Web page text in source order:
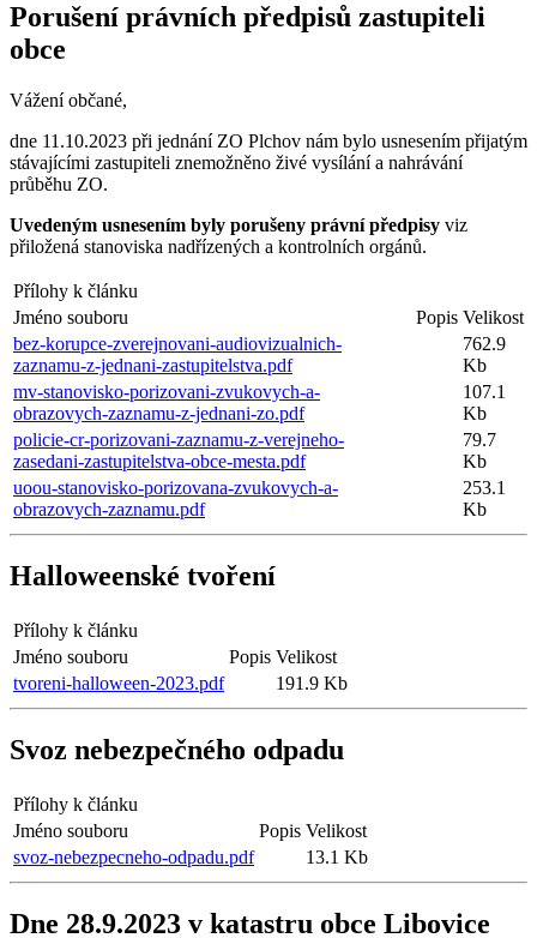
Porušení právních předpisů zastupiteli
obce
Vážení občané,
dne 11.10.2023 při jednání ZO Plchov nám bylo usnesením přijatým
stávajícími zastupiteli znemožněno živé vysílání a nahrávání
průběhu ZO.
Uvedeným usnesením byly porušeny právní předpisy viz
přiložená stanoviska nadřízených a kontrolních orgánů.
Přílohy k článku
Jméno souboru
Popis Velikost
bez-korupce-zverejnovani-audiovizualnich-
zaznamu-z-jednani-zastupitelstva.pdf
762.9
Kb
mv-stanovisko-porizovani-zvukovych-a-
obrazovych-zaznamu-z-jednani-zo.pdf
107.1
Kb
policie-cr-porizovani-zaznamu-z-verejneho-
zasedani-zastupitelstva-obce-mesta.pdf
79.7
Kb
uoou-stanovisko-porizovana-zvukovych-a-
obrazovych-zaznamu.pdf
253.1
Kb
Halloweenské tvoření
Přílohy k článku
Jméno souboru
Popis Velikost
tvoreni-halloween-2023.pdf
191.9 Kb
Svoz nebezpečného odpadu
Přílohy k článku
Jméno souboru
Popis Velikost
svoz-nebezpecneho-odpadu.pdf
13.1 Kb
Dne 28.9.2023 v katastru obce Libovice